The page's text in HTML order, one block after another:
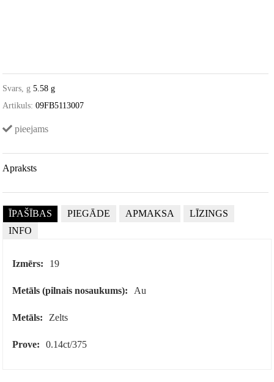
Svars, g 5.58 g
Artikuls: 09FB5113007
pieejams
Apraksts
ĪPAŠĪBAS PIEGĀDE APMAKSA
LĪZINGS
INFO
Izmērs: 19
Metāls (pilnais nosaukums): Au
Metāls: Zelts
Prove: 0.14ct/375